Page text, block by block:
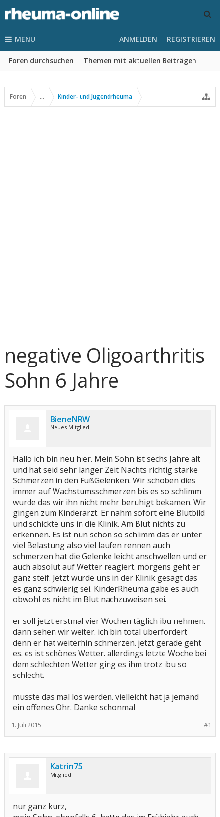
MENU
Foren durchsuchen Themen mit aktuellen Beiträgen
ANMELDEN REGISTRIEREN
Foren ... Kinder- und Jugendrheuma
negative Oligoarthritis
Sohn 6 Jahre
BieneNRW
Neues Mitglied
Hallo ich bin neu hier. Mein Sohn ist sechs Jahre alt
und hat seid sehr langer Zeit Nachts richtig starke
Schmerzen in den FußGelenken. Wir schoben dies
immer auf Wachstumsschmerzen bis es so schlimm
wurde das wir ihn nicht mehr beruhigt bekamen. Wir
gingen zum Kinderarzt. Er nahm sofort eine Blutbild
und schickte uns in die Klinik. Am Blut nichts zu
erkennen. Es ist nun schon so schlimm das er unter
viel Belastung also viel laufen rennen auch
schmerzen hat die Gelenke leicht anschwellen und er
auch absolut auf Wetter reagiert. morgens geht er
ganz steif. Jetzt wurde uns in der Klinik gesagt das
es ganz schwierig sei. KinderRheuma gäbe es auch
obwohl es nicht im Blut nachzuweisen sei.
er soll jetzt erstmal vier Wochen täglich ibu nehmen.
dann sehen wir weiter. ich bin total überfordert
denn er hat weiterhin schmerzen. jetzt gerade geht
es. es ist schönes Wetter. allerdings letzte Woche bei
dem schlechten Wetter ging es ihm trotz ibu so
schlecht.
musste das mal los werden. vielleicht hat ja jemand
ein offenes Ohr. Danke schonmal
#1
1. Juli 2015
Katrin75
Mitglied
nur ganz kurz,